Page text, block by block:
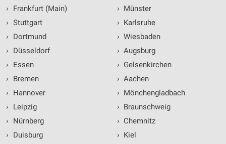
›
Frankfurt (Main)
› Stuttgart
›
Dortmund
›
Düsseldorf
›
Essen
›
Bremen
›
Hannover
›
Leipzig
›
Nürnberg
›
Duisburg
› Münster
› Karlsruhe
› Wiesbaden
› Augsburg
› Gelsenkirchen
› Aachen
› Mönchengladbach
› Braunschweig
› Chemnitz
› Kiel